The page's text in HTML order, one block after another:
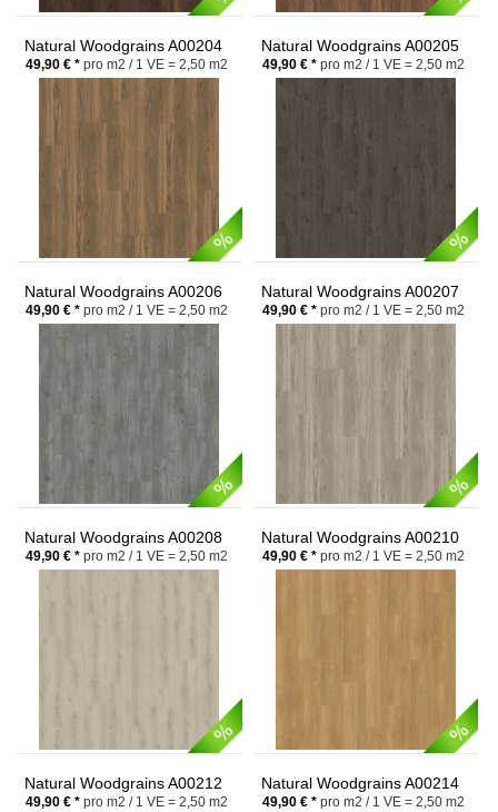
Natural Woodgrains A00204
Beech
49,90 € * pro m2 / 1 VE = 2,50 m2
Natural Woodgrains A00205
Storm
49,90 € * pro m2 / 1 VE = 2,50 m2
Natural Woodgrains A00206
Winter Grey
49,90 € * pro m2 / 1 VE = 2,50 m2
Natural Woodgrains A00207
Washed Wheat
49,90 € * pro m2 / 1 VE = 2,50 m2
Natural Woodgrains A00208
Sand Dune
49,90 € * pro m2 / 1 VE = 2,50 m2
Natural Woodgrains A00210
Teak
49,90 € * pro m2 / 1 VE = 2,50 m2
Natural Woodgrains A00212
Cedar
49,90 € * pro m2 / 1 VE = 2,50 m2
Natural Woodgrains A00214
Bamboo
49,90 € * pro m2 / 1 VE = 2,50 m2